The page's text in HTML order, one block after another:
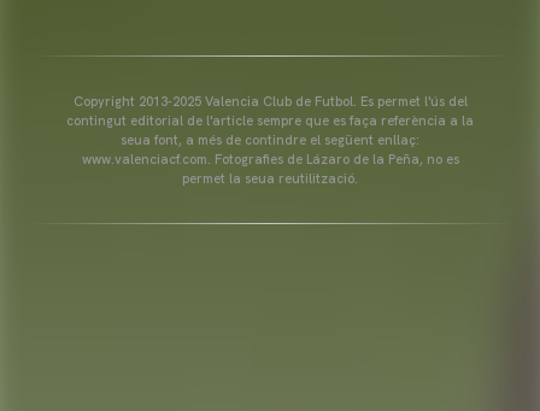
Copyright 2013-2025 Valencia Club de Futbol. Es permet l'ús del
contingut editorial de l'article sempre que es faça referència a la
seua font, a més de contindre el següent enllaç:
www.valenciacf.com. Fotografies de Lázaro de la Peña, no es
permet la seua reutilització.